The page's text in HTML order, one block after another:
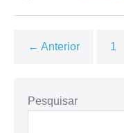
← Anterior 1
Pesquisar